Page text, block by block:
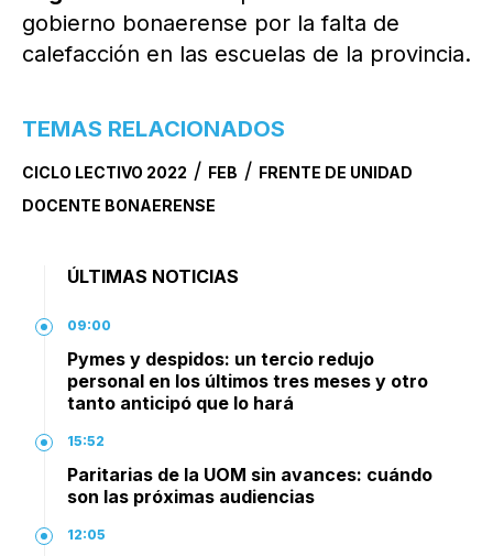
gobierno bonaerense por la falta de
calefacción en las escuelas de la provincia.
TEMAS RELACIONADOS
CICLO LECTIVO 2022 / FEB / FRENTE DE UNIDAD
DOCENTE BONAERENSE
ÚLTIMAS NOTICIAS
09:00
Pymes y despidos: un tercio redujo
personal en los últimos tres meses y otro
tanto anticipó que lo hará
15:52
Paritarias de la UOM sin avances: cuándo
son las próximas audiencias
12:05